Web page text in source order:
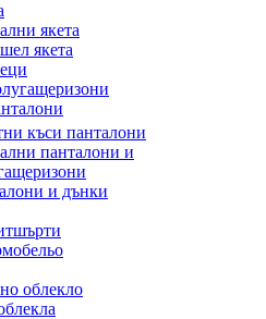
якета
якета
къси панталони
панталони и
и дънки
облекло